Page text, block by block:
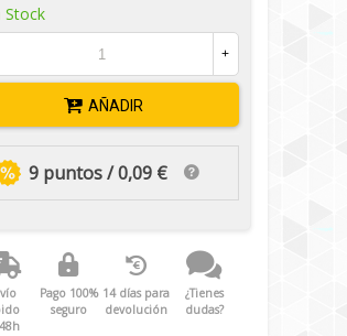
Stock
+
AÑADIR
9 puntos / 0,09 €
Pago 100%
seguro
14 días para
devolución
¿Tienes
dudas?